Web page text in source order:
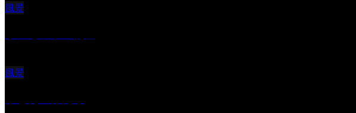
風景
風景